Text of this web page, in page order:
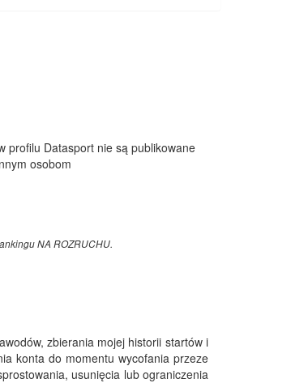
profilu Datasport nie są publikowane
osobom
NA ROZRUCHU.
zbierania mojej historii startów i
konta do momentu wycofania przeze
usunięcia lub ograniczenia